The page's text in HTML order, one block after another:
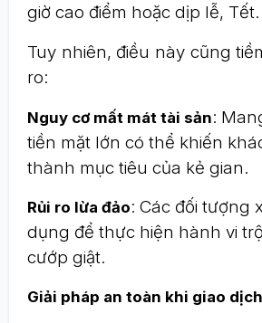
giờ cao điểm hoặc dịp lễ, Tết.
Tuy nhiên, điều này cũng
ro:
Nguy cơ mất mát tài sản:
tiền mặt lớn có thể khiến
thành mục tiêu của kẻ gian.
Rủi ro lừa đảo: Các đối tượng
dụng để thực hiện hành vi
cướp giật.
Giải pháp an toàn khi giao